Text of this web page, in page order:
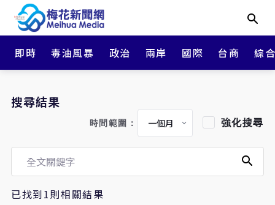
即時 毒油風暴 政治 兩岸 國際 台商 綜
搜尋結果
時間範圍： 強化搜尋
已找到1則相關結果